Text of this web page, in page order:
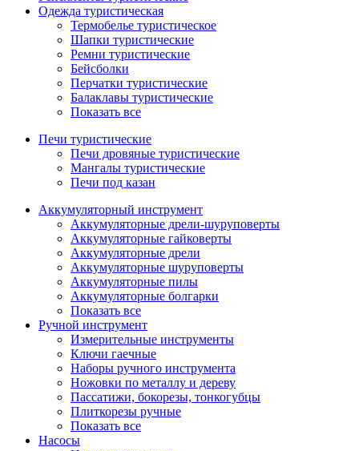
Одежда туристическая
Термобелье туристическое
Шапки туристические
Ремни туристические
Бейсболки
Перчатки туристические
Балаклавы туристические
Показать все
Печи туристические
Печи дровяные туристические
Мангалы туристические
Печи под казан
Аккумуляторный инструмент
Аккумуляторные дрели-шуруповерты
Аккумуляторные гайковерты
Аккумуляторные дрели
Аккумуляторные шуруповерты
Аккумуляторные пилы
Аккумуляторные болгарки
Показать все
Ручной инструмент
Измерительные инструменты
Ключи гаечные
Наборы ручного инструмента
Ножовки по металлу и дереву
Пассатижи, бокорезы, тонкогубцы
Плиткорезы ручные
Показать все
Насосы